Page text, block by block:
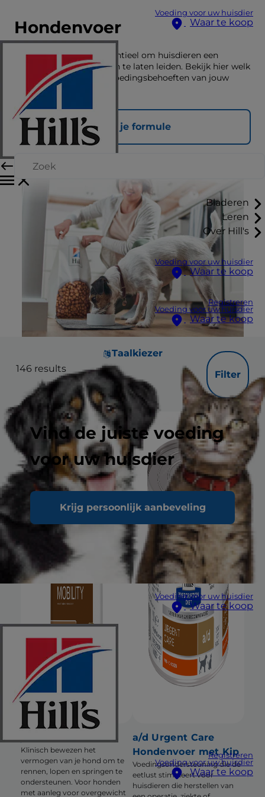
Voeding voor uw huisdier
Waar te koop
Bladeren
Leren
Over Hill's
Voeding voor uw huisdier
Waar te koop
Registreren
Voeding voor uw huisdier
Waar te koop
Taalkiezer
Vind de juiste voeding
voor uw huisdier
Krijg persoonlijk aanbeveling
Voeding voor uw huisdier
Waar te koop
Registreren
Voeding voor uw huisdier
Waar te koop
Hondenvoer
De juiste voeding is essentieel om huisdieren een
gelukkig en gezond leven te laten leiden. Bekijk hier welk
voer past bij de unieke voedingsbehoeften van jouw
huisdier.
Vind je formule
146 results
Filter
j/d Hondenvoer
Klinisch bewezen het
vermogen van je hond om te
rennen, lopen en springen te
ondersteunen. Voor honden
met aanleg voor overgewicht
a/d Urgent Care
Hondenvoer met Kip
Voedingsondersteuning die de
eetlust stimuleert voor
huisdieren die herstellen van